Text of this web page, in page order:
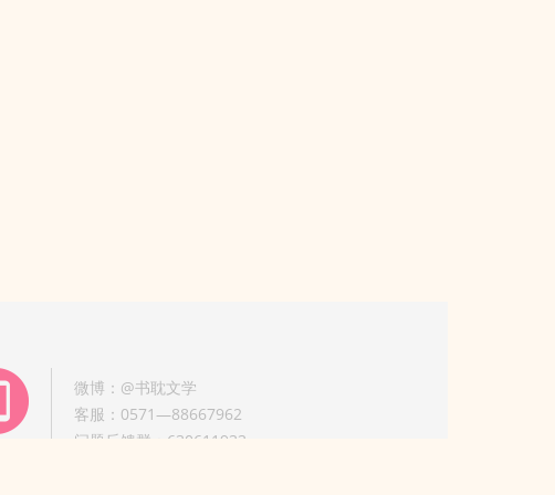
微博：@书耽文学
客服：0571—88667962
问题反馈群：630611933